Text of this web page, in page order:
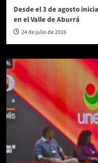
Desde el 3 de agosto
en el Valle de Aburrá
24 de julio de 2026